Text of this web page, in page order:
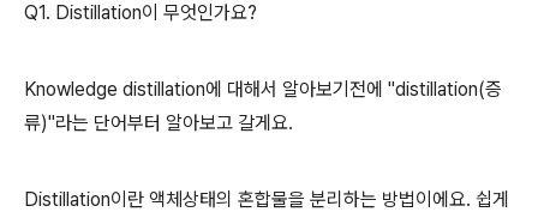
Q1. Distillation이 무엇인가요?
Knowledge distillation에 대해서 알아보기전에 "distillation(증
류)"라는 단어부터 알아보고 갈게요.
Distillation이란 액체상태의 혼합물을 분리하는 방법이에요. 쉽게